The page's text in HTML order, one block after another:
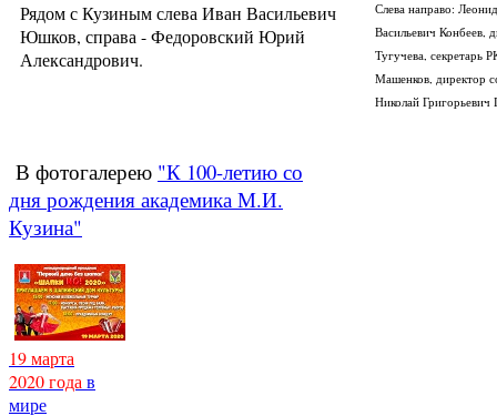
Рядом с Кузиным слева Иван Васильевич
Юшков, справа - Федоровский Юрий
Александрович.
Слева направо:
Васильевич Конбеев,
Тугучева, секретарь
Машенков, директор
Николай Григорьевич
В фотогалерею "К 100-летию со
дня рождения академика М.И.
Кузина"
19 марта
2020 года в
мире